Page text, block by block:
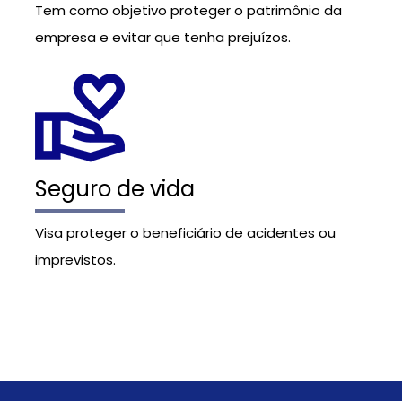
Tem como objetivo proteger o patrimônio da
empresa e evitar que tenha prejuízos.
Seguro de vida
Visa proteger o beneficiário de acidentes ou
imprevistos.